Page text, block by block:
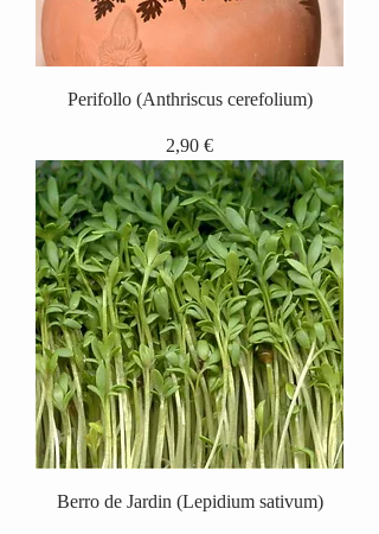
Perifollo (Anthriscus cerefolium)
Precio
2,90 €
Berro de Jardin (Lepidium sativum)